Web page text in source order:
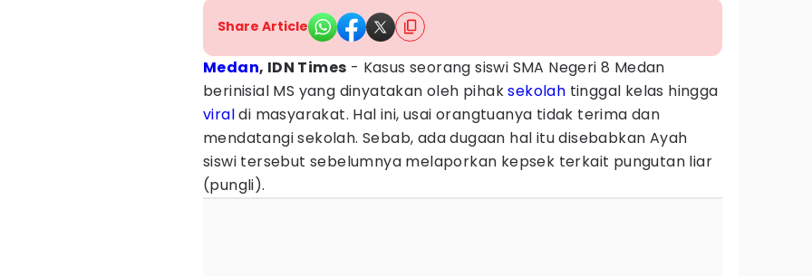
Share Article
Medan, IDN Times - Kasus seorang siswi SMA Negeri 8 Medan
berinisial MS yang dinyatakan oleh pihaksekolah tinggal kelas hingga
viraldi masyarakat. Hal ini, usai orangtuanya tidak terima dan
mendatangi sekolah. Sebab, ada dugaan hal itu disebabkan Ayah
siswi tersebut sebelumnya melaporkan kepsek terkait pungutan liar
(pungli).